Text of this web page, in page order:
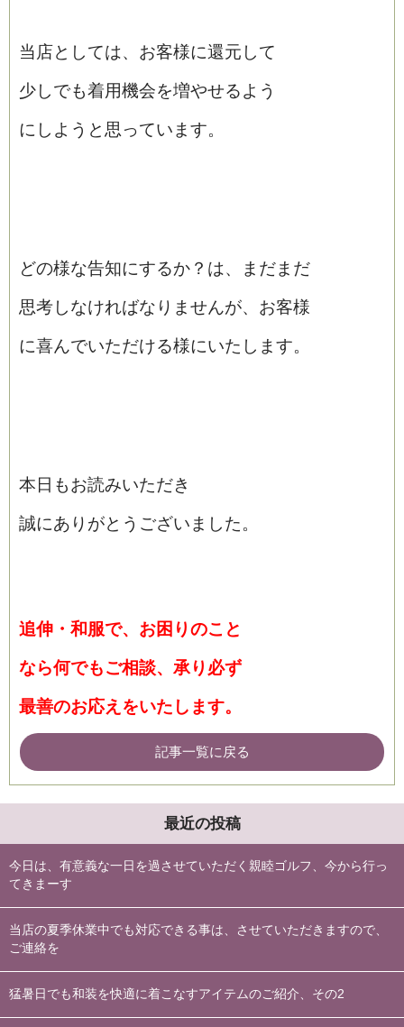
当店としては、お客様に還元して
少しでも着用機会を増やせるよう
にしようと思っています。
どの様な告知にするか？は、まだまだ
思考しなければなりませんが、お客様
に喜んでいただける様にいたします。
本日もお読みいただき
誠にありがとうございました。
追伸・和服で、お困りのこと
なら何でもご相談、承り必ず
最善のお応えをいたします。
記事一覧に戻る
最近の投稿
今日は、有意義な一日を過させていただく親睦ゴルフ、今から行っ
てきまーす
当店の夏季休業中でも対応できる事は、させていただきますので、
ご連絡を
猛暑日でも和装を快適に着こなすアイテムのご紹介、その2